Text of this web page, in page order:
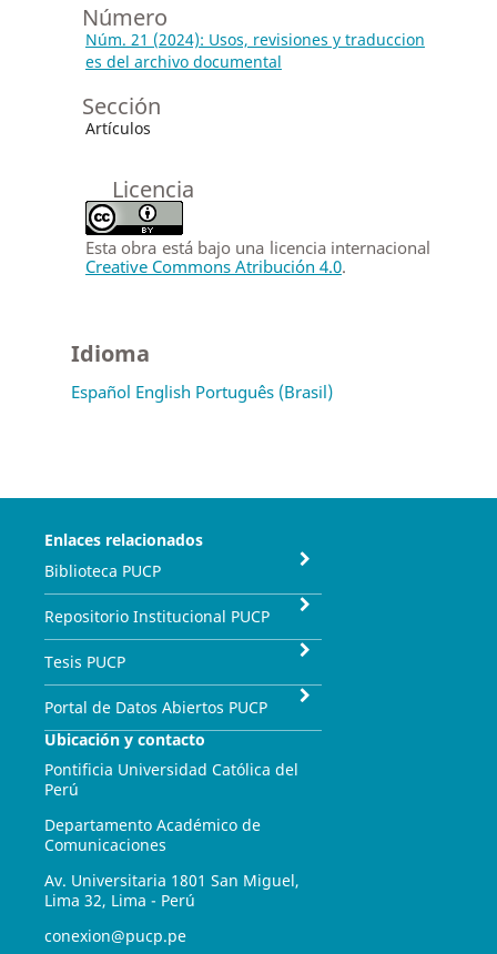
Número
Núm. 21 (2024): Usos, revisiones y traduccion
es del archivo documental
Sección
Artículos
Licencia
Esta obra está bajo una licencia internacional
Creative Commons Atribución 4.0.
Idioma
Español English Português (Brasil)
Enlaces relacionados
Biblioteca PUCP
Repositorio Institucional PUCP
Tesis PUCP
Portal de Datos Abiertos PUCP
Ubicación y contacto
Pontificia Universidad Católica del
Perú
Departamento Académico de
Comunicaciones
Av. Universitaria 1801 San Miguel,
Lima 32, Lima - Perú
conexion@pucp.pe